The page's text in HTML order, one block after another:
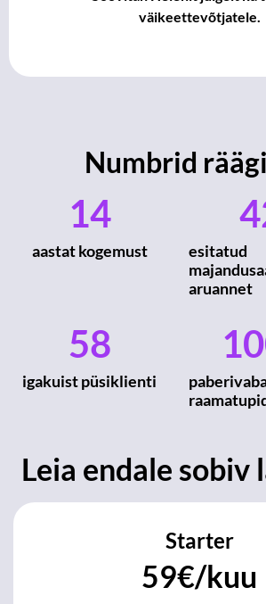
väikeettevõtjatele.
Numbrid
aastat kogemust
14
esitatud
aruannet
igakuist püsiklienti
58
Leia endale sobiv
Starter
59€/kuu